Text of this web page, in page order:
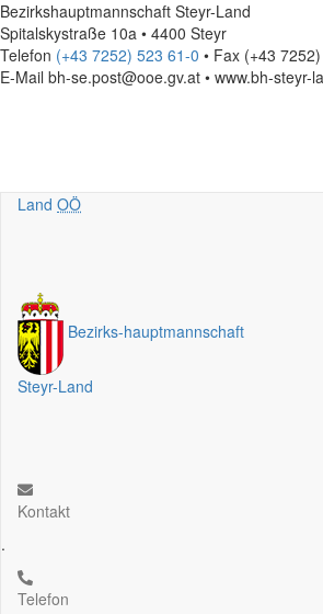
Bezirkshauptmannschaft Steyr-Land
Spitalskystraße 10a • 4400 Steyr
Telefon (+43 7252) 523 61-0 • Fax (+43
E-Mail bh-se.post@ooe.gv.at • www.bh-steyr-
Land OÖ
Bezirks-hauptmannschaft
Steyr-Land
Kontakt
.
Telefon